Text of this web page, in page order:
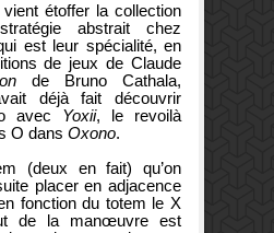
étoffer la collection
abstrait chez
est leur spécialité, en
de jeux de Claude
de Bruno Cathala,
déjà fait découvrir
avec Yoxii, le revoilà
O dans Oxono.
(deux en fait) qu’on
placer en adjacence
fonction du totem le X
de la manœuvre est